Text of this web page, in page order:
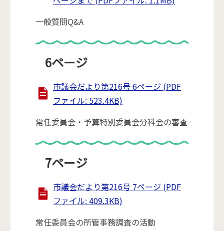
一般質問Q&A
6ページ
市議会だより第216号 6ページ (PDF
ファイル: 523.4KB)
常任委員会・予算特別委員会分科会の審査
7ページ
市議会だより第216号 7ページ (PDF
ファイル: 409.3KB)
常任委員会の所管事務調査の活動